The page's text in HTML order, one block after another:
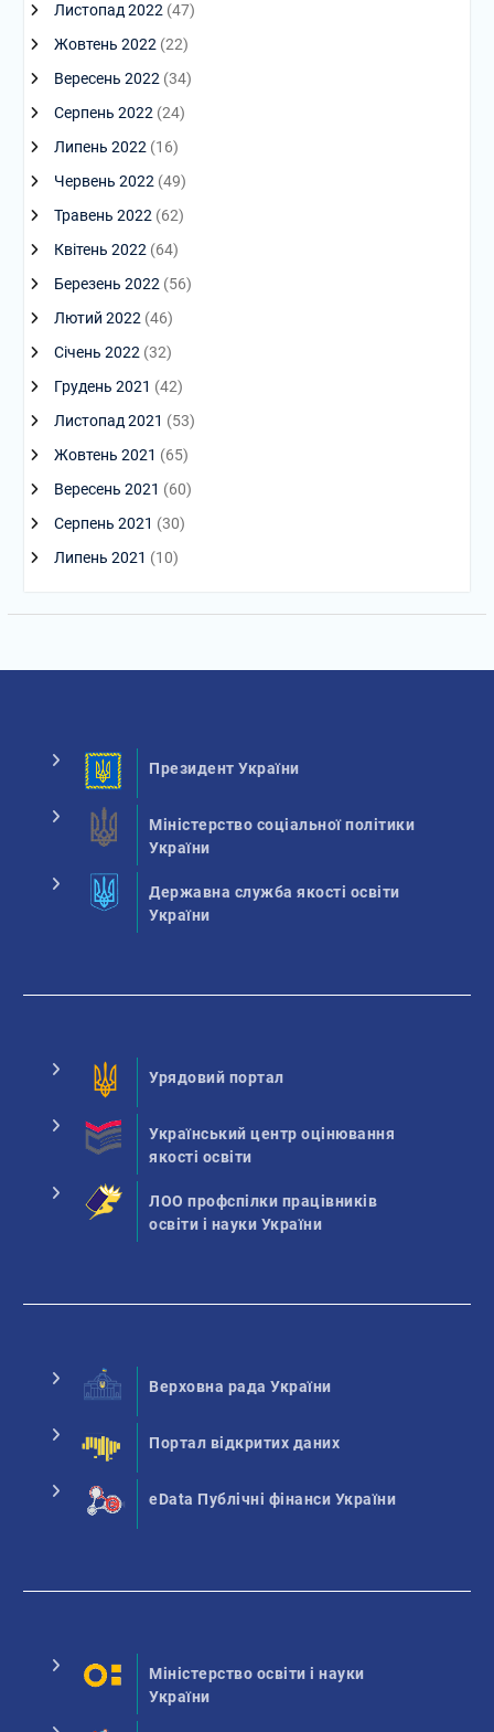
Листопад 2022 (47)
Жовтень 2022 (22)
Вересень 2022 (34)
Серпень 2022 (24)
Липень 2022 (16)
Червень 2022 (49)
Травень 2022 (62)
Квітень 2022 (64)
Березень 2022 (56)
Лютий 2022 (46)
Січень 2022 (32)
Грудень 2021 (42)
Листопад 2021 (53)
Жовтень 2021 (65)
Вересень 2021 (60)
Серпень 2021 (30)
Липень 2021 (10)
Президент України
Міністерство соціальної політики
України
Державна служба якості освіти
України
Урядовий портал
Український центр оцінювання
якості освіти
ЛОО профспілки працівників
освіти і науки України
Верховна рада України
Портал відкритих даних
eData Публічні фінанси України
Міністерство освіти і науки
України